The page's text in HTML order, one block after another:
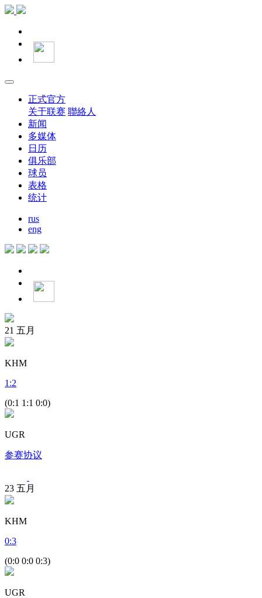
正式官方
关于联赛 聯絡人
新闻
多媒体
日历
俱乐部
球员
表格
统计
rus
eng
21 五月
KHM
1 :2
(0:1 1:1 0:0)
UGR
参赛协议
23 五月
KHM
0:3
(0:0 0:0 0:3)
UGR